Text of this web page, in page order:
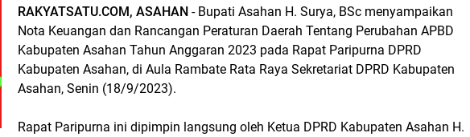
RAKYATSATU.COM, ASAHAN - Bupati Asahan H. Surya, BSc menyampaikan
Nota Keuangan dan Rancangan Peraturan Daerah Tentang Perubahan APBD
Kabupaten Asahan Tahun Anggaran 2023 pada Rapat Paripurna DPRD
Kabupaten Asahan, di Aula Rambate Rata Raya Sekretariat DPRD Kabupaten
Asahan, Senin (18/9/2023).
Rapat Paripurna ini dipimpin langsung oleh Ketua DPRD Kabupaten Asahan H.